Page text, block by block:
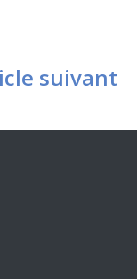
suivant